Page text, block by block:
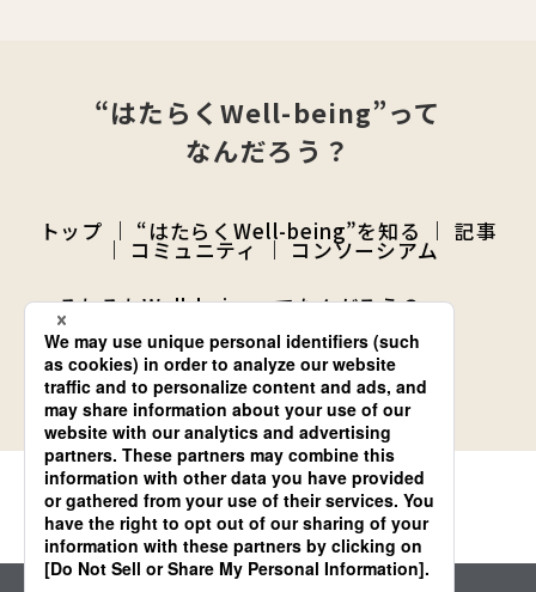
“はたらくWell-being”って
なんだろう？
トップ “はたらくWell-being”を知る 記事
コミュニティ
コンソーシアム
そもそもWell-beingってなんだろう？
はたらくWell-being共創サイクル
公式SNS